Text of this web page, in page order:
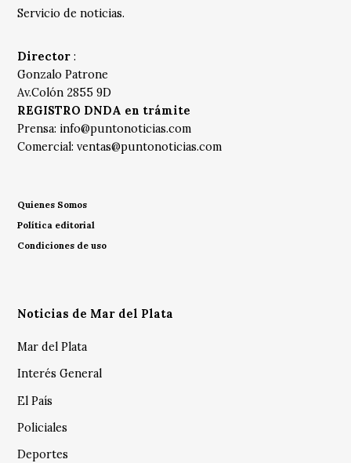
Servicio de noticias.
Director :
Gonzalo Patrone
Av.Colón 2855 9D
REGISTRO DNDA en trámite
Prensa: info@puntonoticias.com
Comercial:ventas@puntonoticias.com
Quienes Somos
Política editorial
Condiciones de uso
Noticias de Mar del Plata
Mar del Plata
Interés General
El País
Policiales
Deportes